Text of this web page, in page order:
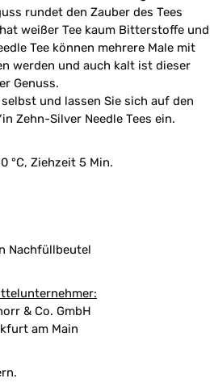
rundet den Zauber des Tees
weißer Tee kaum Bitterstoffe und
Tee können mehrere Male mit
werden und auch kalt ist dieser
Genuss.
und lassen Sie sich auf den
Zehn-Silver Needle Tees ein.
°C, Ziehzeit 5 Min.
Nachfüllbeutel
& Co. GmbH
am Main